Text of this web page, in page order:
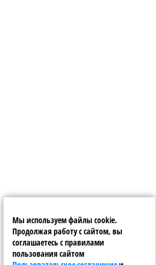
Мы используем файлы cookie.
Продолжая работу с сайтом, вы
соглашаетесь с правилами
пользования сайтом